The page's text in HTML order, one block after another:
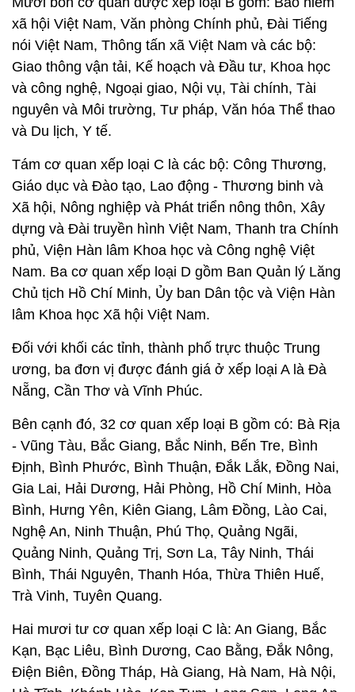
xã hội Việt Nam, Văn phòng Chính phủ, Đài Tiếng
nói Việt Nam, Thông tấn xã Việt Nam và các bộ:
Giao thông vận tải, Kế hoạch và Đầu tư, Khoa học
và công nghệ, Ngoại giao, Nội vụ, Tài chính, Tài
nguyên và Môi trường, Tư pháp, Văn hóa Thể thao
và Du lịch, Y tế.
Tám cơ quan xếp loại C là các bộ: Công Thương,
Giáo dục và Đào tạo, Lao động - Thương binh và
Xã hội, Nông nghiệp và Phát triển nông thôn, Xây
dựng và Đài truyền hình Việt Nam, Thanh tra Chính
phủ, Viện Hàn lâm Khoa học và Công nghệ Việt
Nam. Ba cơ quan xếp loại D gồm Ban Quản lý Lăng
Chủ tịch Hồ Chí Minh, Ủy ban Dân tộc và Viện Hàn
lâm Khoa học Xã hội Việt Nam.
Đối với khối các tỉnh, thành phố trực thuộc Trung
ương, ba đơn vị được đánh giá ở xếp loại A là Đà
Nẵng, Cần Thơ và Vĩnh Phúc.
Bên cạnh đó, 32 cơ quan xếp loại B gồm có: Bà Rịa
- Vũng Tàu, Bắc Giang, Bắc Ninh, Bến Tre, Bình
Định, Bình Phước, Bình Thuận, Đắk Lắk, Đồng Nai,
Gia Lai, Hải Dương, Hải Phòng, Hồ Chí Minh, Hòa
Bình, Hưng Yên, Kiên Giang, Lâm Đồng, Lào Cai,
Nghệ An, Ninh Thuận, Phú Thọ, Quảng Ngãi,
Quảng Ninh, Quảng Trị, Sơn La, Tây Ninh, Thái
Bình, Thái Nguyên, Thanh Hóa, Thừa Thiên Huế,
Trà Vinh, Tuyên Quang.
Hai mươi tư cơ quan xếp loại C là: An Giang, Bắc
Kạn, Bạc Liêu, Bình Dương, Cao Bằng, Đắk Nông,
Điện Biên, Đồng Tháp, Hà Giang, Hà Nam, Hà Nội,